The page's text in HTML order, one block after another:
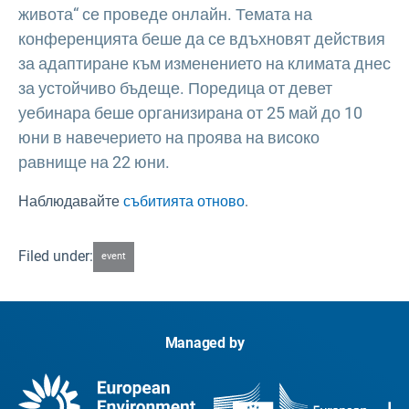
живота“ се проведе онлайн. Темата на
конференцията беше да се вдъхновят действия
за адаптиране към изменението на климата днес
за устойчиво бъдеще. Поредица от девет
уебинара беше организирана от 25 май до 10
юни в навечерието на проява на високо
равнище на 22 юни.
Наблюдавайте събитията отново.
Filed under: event
Managed by